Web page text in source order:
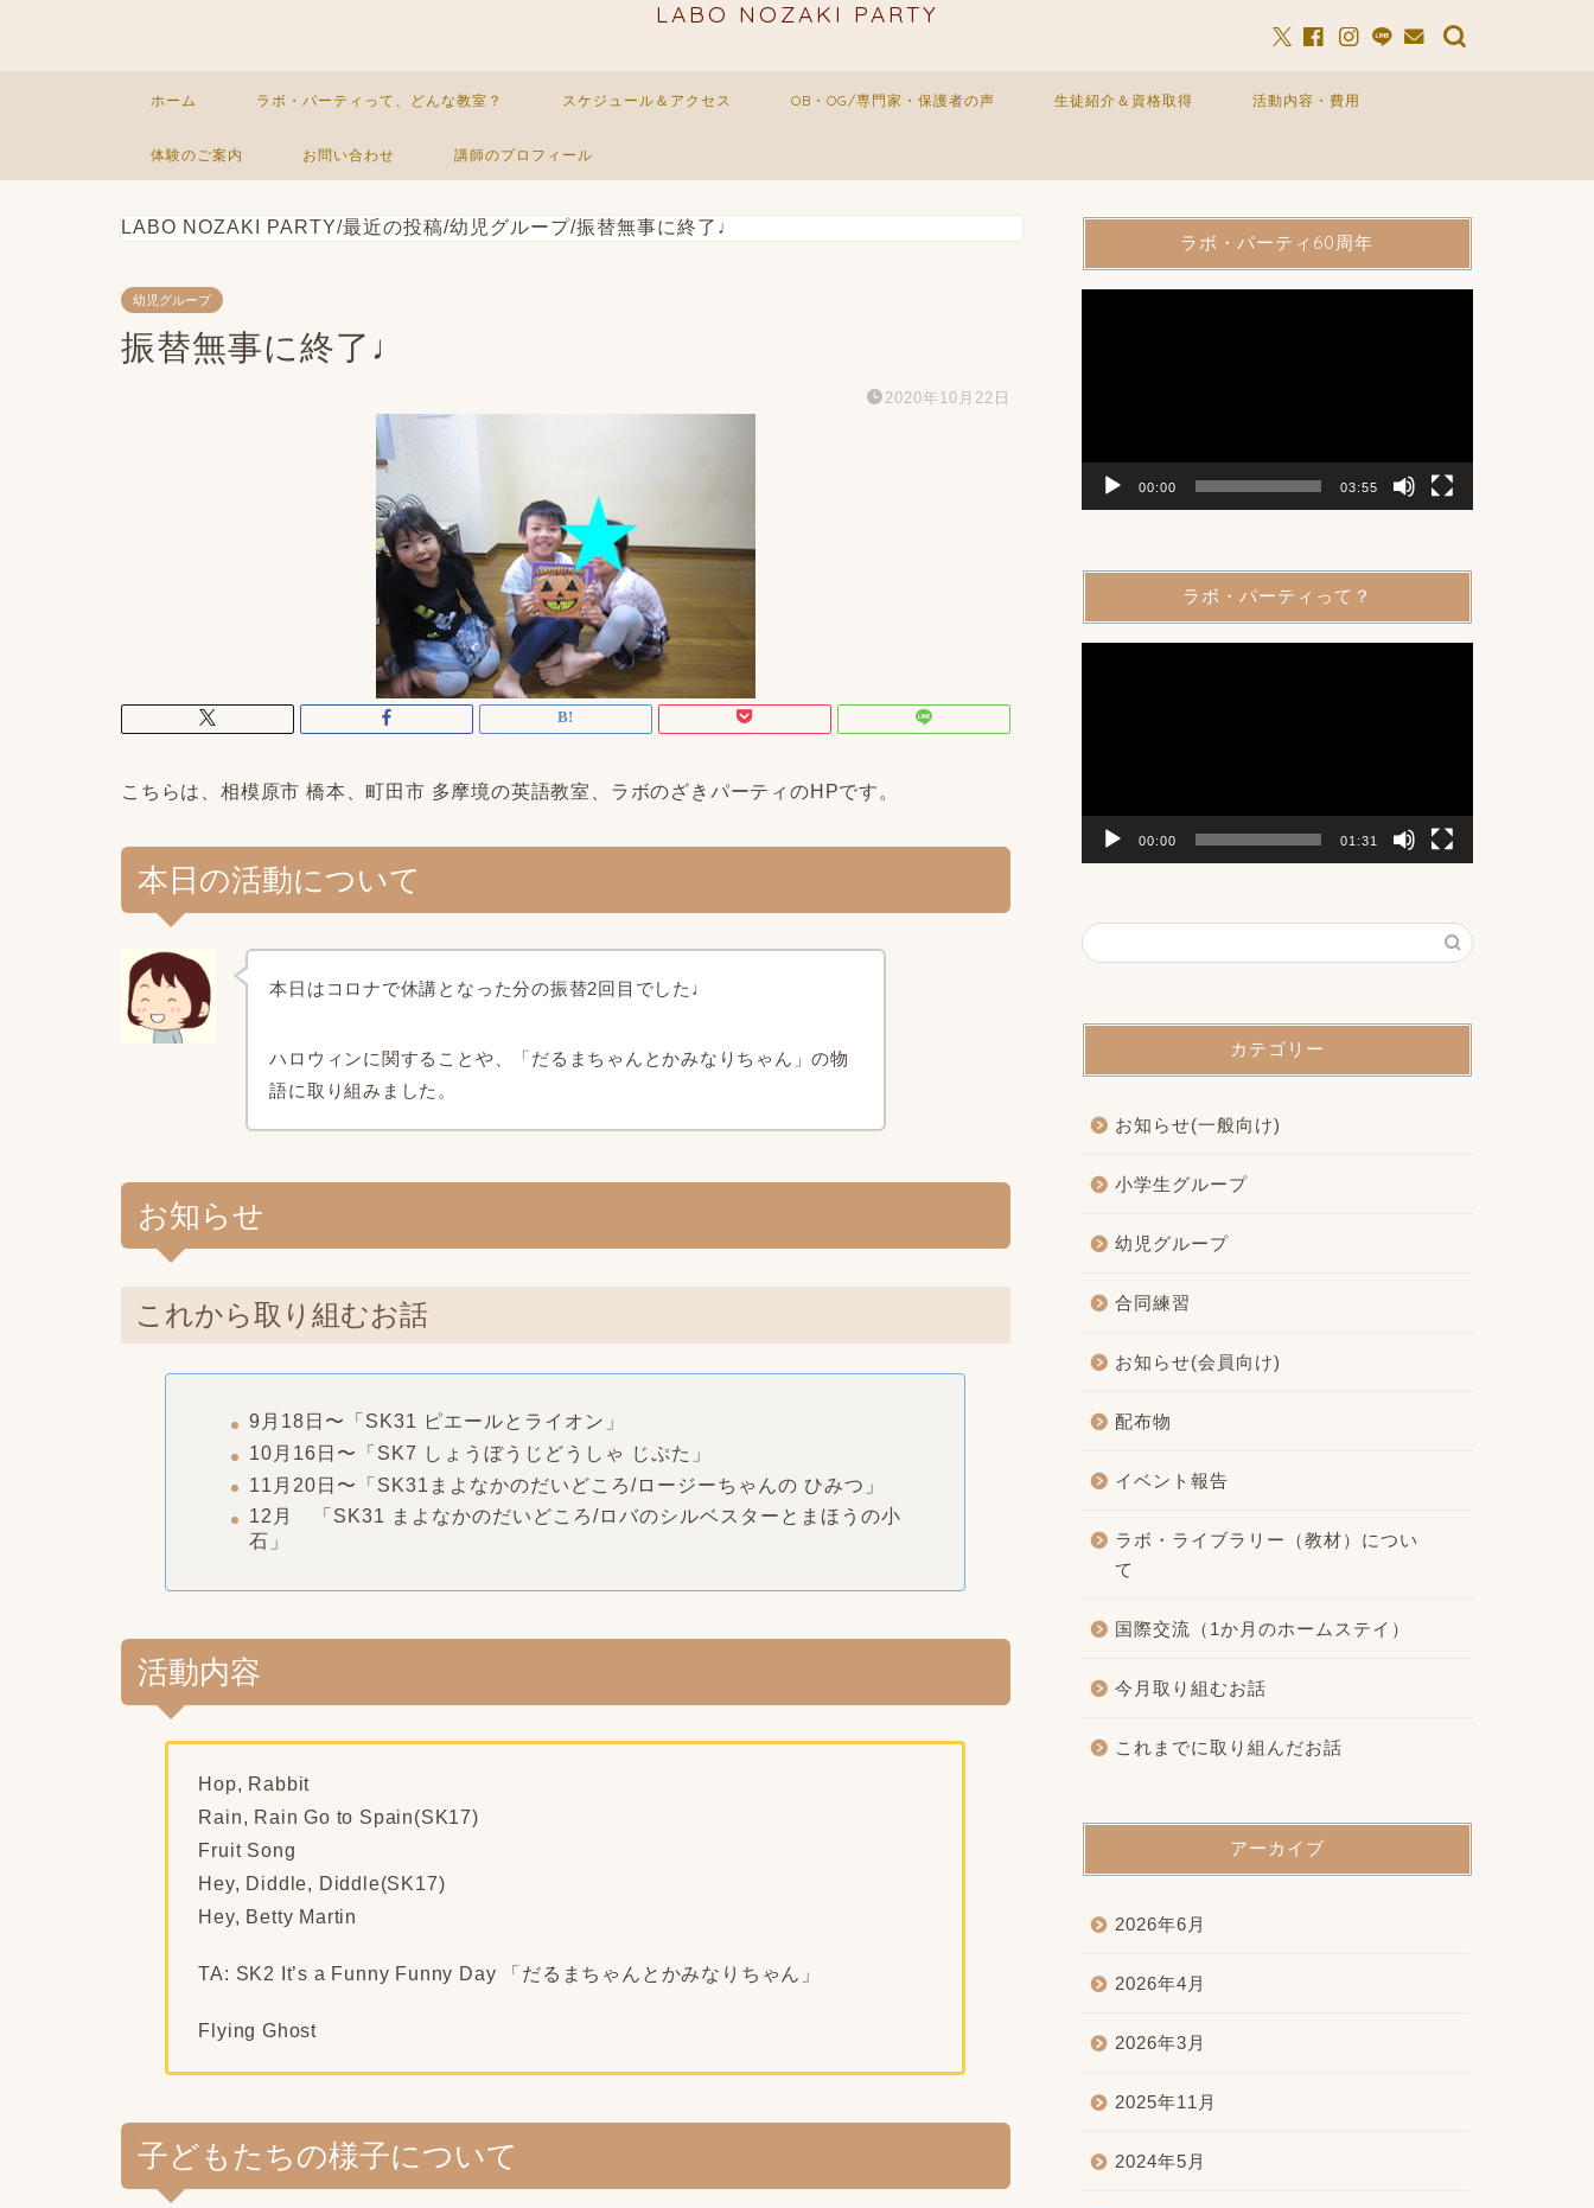
LABO NOZAKI PARTY
ホーム ラボ・パーティって、どんな教室？ スケジュール＆アクセス OB・OG/専門家・保護者の声 生徒紹介＆資格取得 活動内容・費用
体験のご案内 お問い合わせ 講師のプロフィール
LABO NOZAKI PARTY/最近の投稿/幼児グループ/振替無事に終了♩
幼児グループ
振替無事に終了♩
2020年10月22日
こちらは、 相模原市 橋本、町田市 多摩境の英語教室、 ラボのざきパーティのHPです。
本日の活動について
本日はコロナで休講となった分の振替2回目でした ♩
ハロウィンに関することや、「だるまちゃんとかみなりちゃん」の物
語に取り組みました。
お知らせ
これから取り組むお話
9月18日〜「SK31 ピエールとライオン」
10月16日〜「SK7 しょうぼうじどうしゃ じぷた」
11月20日〜「SK31まよなかのだいどころ/ロージーちゃんの ひみつ」
12 月 「SK31 まよなかのだいどころ/ロバのシルベスターとまほうの小
石」
活動内容
Hop, Rabbit
Rain, Rain Go to Spain(SK17)
Fruit Song
Hey, Diddle, Diddle(SK17)
Hey, Betty Martin
TA: SK2 It’s a Funny Funny Day 「だるまちゃんとかみなりちゃん」
Flying Ghost
子どもたちの様子について
ラボ・パーティ60周年
00:00 03:55
ラボ・パーティって？
00:00 01:31
カテゴリー
お知らせ(一般向け)
小学生グループ
幼児グループ
合同練習
お知らせ(会員向け)
配布物
イベント報告
ラボ・ライブラリー（教材）につい
て
国際交流（1か月のホームステイ）
今月取り組むお話
これまでに取り組んだお話
アーカイブ
2026年6月
2026年4月
2026年3月
2025年11月
2024年5月